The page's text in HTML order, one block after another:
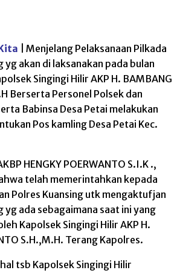
| Menjelang Pelaksanaan Pilkada
yg akan di laksanakan pada bulan
Singingi Hilir AKP H. BAMBANG
Berserta Personel Polsek dan
Babinsa Desa Petai melakukan
Pos kamling Desa Petai Kec.
HENGKY POERWANTO S.I.K .,
telah memerintahkan kepada
Polres Kuansing utk mengaktufjan
yg ada sebagaimana saat ini yang
Kapolsek Singingi Hilir AKP H.
S.H.,M.H. Terang Kapolres.
tsb Kapolsek Singingi Hilir